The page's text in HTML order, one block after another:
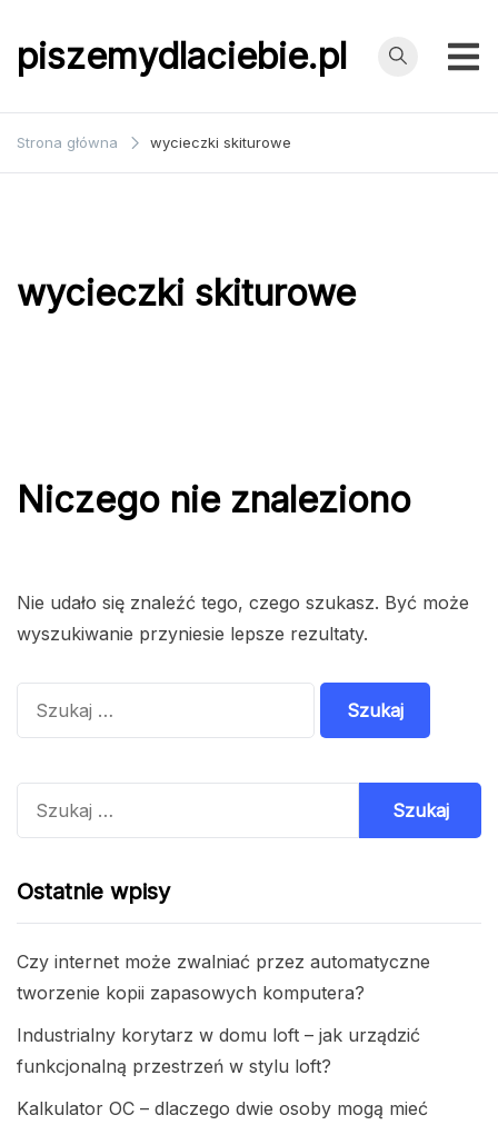
do
treścipiszemydlaciebie.pl
Strona główna wycieczki skiturowe
wycieczki skiturowe
Niczego nie znaleziono
Nie udało się znaleźć tego, czego szukasz. Być może
wyszukiwanie przyniesie lepsze rezultaty.
Ostatnie wpisy
Czy internet może zwalniać przez automatyczne
tworzenie kopii zapasowych komputera?
Industrialny korytarz w domu loft – jak urządzić
funkcjonalną przestrzeń w stylu loft?
Kalkulator OC – dlaczego dwie osoby mogą mieć